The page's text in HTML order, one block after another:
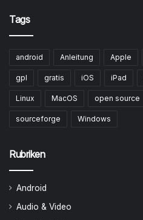
Tags
android Anleitung Apple
gpl gratis iOS iPad
Linux MacOS open source
sourceforge Windows
Rubriken
Android
Audio & Video